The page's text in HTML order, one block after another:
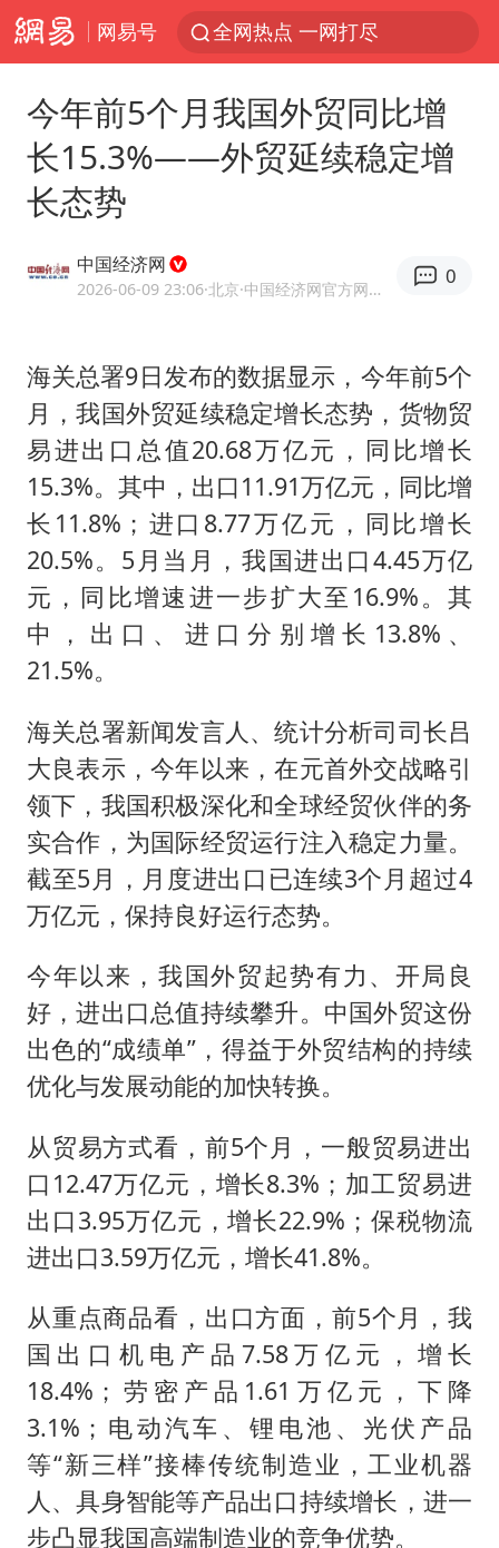
网易号 全网热点 一网打尽
今年前5个月我国外贸同比增
长15.3%——外贸延续稳定增
长态势
中国经济网
2026-06-09 23:06·北京 ·中国经济网官方网易号
0
海关总署9日发布的数据显示，今年前5个
月，我国外贸延续稳定增长态势，货物贸
易进出口总值20.68万亿元，同比增长
15.3%。其中，出口11.91万亿元，同比增
长11.8%；进口8.77万亿元，同比增长
20.5%。5月当月，我国进出口4.45万亿
元，同比增速进一步扩大至16.9%。其
中，出口、进口分别增长13.8%、
21.5%。
海关总署新闻发言人、统计分析司司长吕
大良表示，今年以来，在元首外交战略引
领下，我国积极深化和全球经贸伙伴的务
实合作，为国际经贸运行注入稳定力量。
截至5月，月度进出口已连续3个月超过4
万亿元，保持良好运行态势。
今年以来，我国外贸起势有力、开局良
好，进出口总值持续攀升。中国外贸这份
出色的“成绩单”，得益于外贸结构的持续
优化与发展动能的加快转换。
从贸易方式看，前5个月，一般贸易进出
口12.47万亿元，增长8.3%；加工贸易进
出口3.95万亿元，增长22.9%；保税物流
进出口3.59万亿元，增长41.8%。
从重点商品看，出口方面，前5个月，我
国出口机电产品7.58万亿元，增长
18.4%；劳密产品1.61万亿元，下降
3.1%；电动汽车、锂电池、光伏产品
等“新三样”接棒传统制造业，工业机器
人、具身智能等产品出口持续增长，进一
步凸显我国高端制造业的竞争优势。